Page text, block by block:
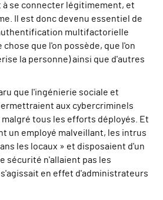
se connecter légitimement, et
Il est donc devenu essentiel de
multifactorielle
que l'on possède, que l'on
la personne) ainsi que d'autres
que l'ingénierie sociale et
aux cybercriminels
malgré tous les efforts déployés. Et
un employé malveillant, les intrus
les locaux » et disposaient d'un
sécurité n'allaient pas les
en effet d'administrateurs